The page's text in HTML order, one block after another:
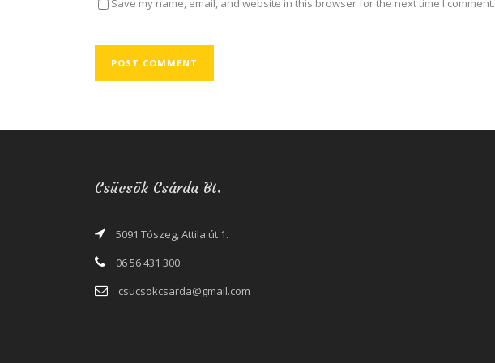
Save my name, email, and website in this browser for the next time I comment.
Csücsök Csárda Bt.
5091 Tószeg, Attila út 1.
06 56 431 300
csucsokcsarda@gmail.com